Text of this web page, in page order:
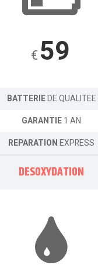
€59
BATTERIEDE QUALITEE
GARANTIE1 AN
REPARATIONEXPRESS
DESOXYDATION